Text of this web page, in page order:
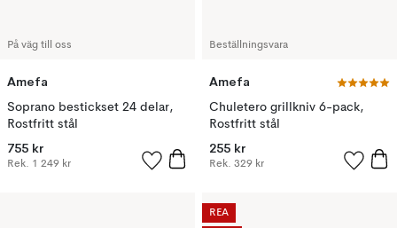
På väg till oss
Amefa
Soprano bestickset 24 delar,
Rostfritt stål
755 kr
Rek. 1 249 kr
Beställningsvara
Amefa
Chuletero grillkniv 6-pack,
Rostfritt stål
255 kr
Rek. 329 kr
REA